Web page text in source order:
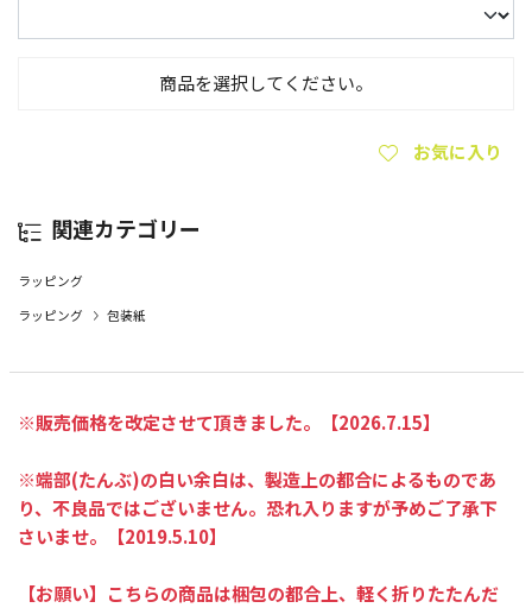
商品を選択してください。
お気に入り
関連カテゴリー
ラッピング
ラッピング
包装紙
※販売価格を改定させて頂きました。【2026.7.15】
※端部(たんぶ)の白い余白は、製造上の都合によるものであ
り、不良品ではございません。恐れ入りますが予めご了承下
さいませ。【2019.5.10】
【お願い】こちらの商品は梱包の都合上、軽く折りたたんだ